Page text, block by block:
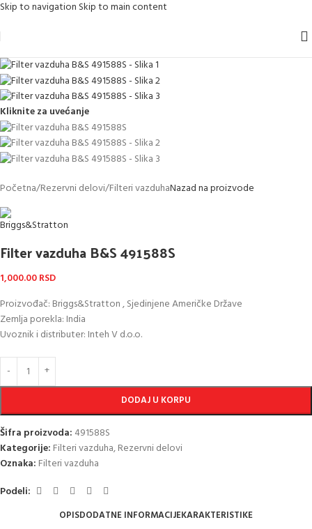
Skip to navigation Skip to main content
Kliknite za uvećanje
Početna/Rezervni delovi/Filteri vazduhaNazad na proizvode
Filter vazduha B&S 491588S
1,000.00RSD
Proizvođač: Briggs&Stratton , Sjedinjene Američke Države
Zemlja porekla: India
Uvoznik i distributer: Inteh V d.o.o.
DODAJ U KORPU
Šifra proizvoda: 491588S
Kategorije: Filteri vazduha,Rezervni delovi
Oznaka: Filteri vazduha
Podeli:
OPISDODATNE INFORMACIJEKARAKTERISTIKE